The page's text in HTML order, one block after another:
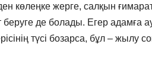
көлеңке жерге, салқын
де болады. Егер адамға
түсі бозарса, бұл – жылу